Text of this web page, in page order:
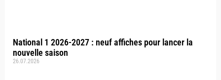
National 1 2026-2027 : neuf affiches pour lancer la
nouvelle saison
26.07.2026